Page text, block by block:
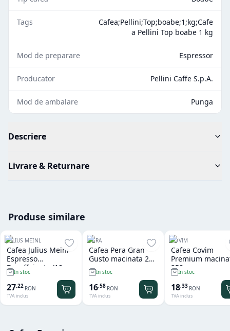
Tags
Cafea;Pellini;Top;boabe;1;kg;Cafe
a Pellini Top boabe 1 kg
Mod de preparare Espressor
Producator Pellini Caffe S.p.A.
Mod de ambalare Punga
Descriere
Livrare & Returnare
Produse similare
JULIUS MEINL
Cafea Julius Meinl
Espresso
Decaffeinato (10
capsule x 5.6 gr) -
compatibil
Nespresso
In stoc
27,22 RON
TVA inclus
PERA
Cafea Pera Gran
Gusto macinata 250
grIn stoc
16,58 RON
TVA inclus
COVIM
Cafea Covim
Premium
250 gr
In stoc
18,33 RON
TVA inclus